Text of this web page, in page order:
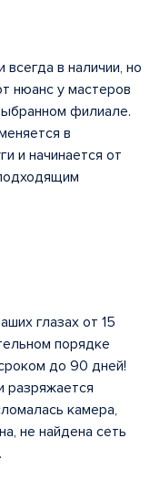
в наличии, но
нюанс у мастеров
филиале.
в
и начинается от
глазах от 15
порядке
до 90 дней!
разряжается
камера,
не найдена сеть